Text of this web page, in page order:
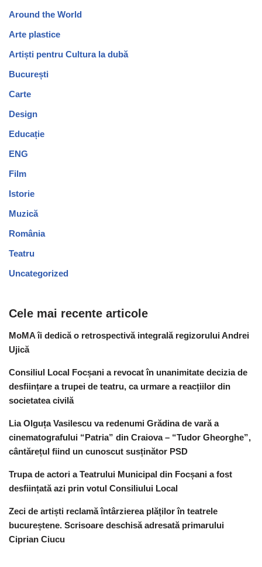
Around the World
Arte plastice
Artiști pentru Cultura la dubă
București
Carte
Design
Educație
ENG
Film
Istorie
Muzică
România
Teatru
Uncategorized
Cele mai recente articole
MoMA îi dedică o retrospectivă integrală regizorului Andrei
Ujică
Consiliul Local Focșani a revocat în unanimitate decizia de
desființare a trupei de teatru, ca urmare a reacțiilor din
societatea civilă
Lia Olguța Vasilescu va redenumi Grădina de vară a
cinematografului “Patria” din Craiova – “Tudor Gheorghe”,
cântărețul fiind un cunoscut susținător PSD
Trupa de actori a Teatrului Municipal din Focșani a fost
desființată azi prin votul Consiliului Local
Zeci de artiști reclamă întârzierea plăților în teatrele
bucureștene. Scrisoare deschisă adresată primarului
Ciprian Ciucu